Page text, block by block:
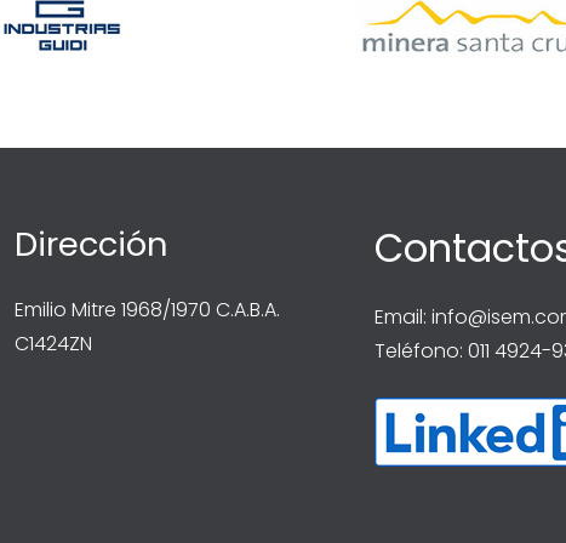
Dirección
Emilio Mitre 1968/1970 C.A.B.A.
C1424ZN
Email:
Teléfono: 011 4924-